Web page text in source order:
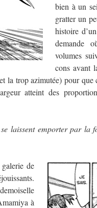
bien à un
gratter un
histoire
demande
volumes
cons avant
la trop azimutée) pour que
atteint des
laissent emporter par la
de
à